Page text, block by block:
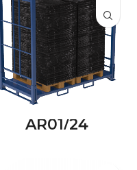
AR01/24